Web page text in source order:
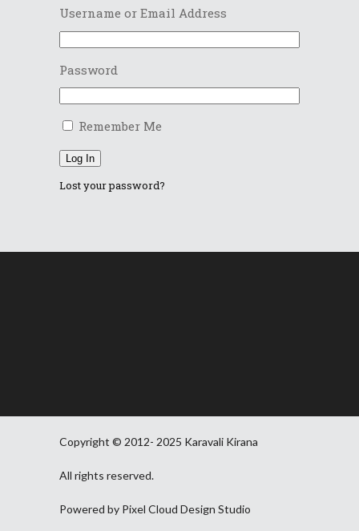
Username or Email Address
Password
Remember Me
Log In
Lost your password?
Copyright © 2012- 2025 Karavali Kirana
All rights reserved.
Powered by Pixel Cloud Design Studio